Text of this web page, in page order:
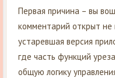
Первая причина – вы
комментарий открыт
устаревшая версия
где часть функций
общую логику